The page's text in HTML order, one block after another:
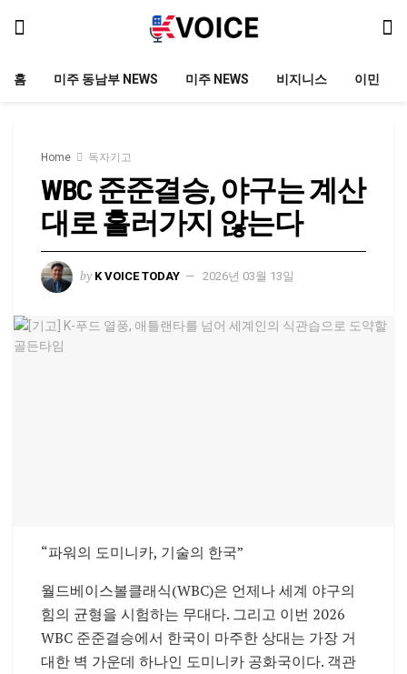
홈 미주 동남부 NEWS 미주 NEWS 비지니스 이민
Home 독자기고
WBC 준준결승, 야구는 계산
대로 흘러가지 않는다
by K VOICE TODAY 2026년 03월 13일
“파워의 도미니카, 기술의 한국”
월드베이스볼클래식(WBC)은 언제나 세계 야구의
힘의 균형을 시험하는 무대다. 그리고 이번 2026
WBC 준준결승에서 한국이 마주한 상대는 가장 거
대한 벽 가운데 하나인 도미니카 공화국이다. 객관